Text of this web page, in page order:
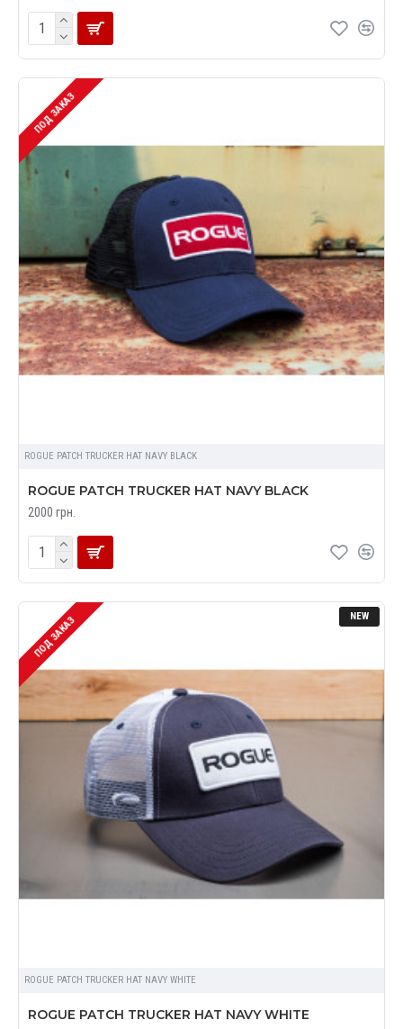
ПОД ЗАКАЗ
ROGUE PATCH TRUCKER HAT NAVY BLACK
ROGUE PATCH TRUCKER HAT NAVY BLACK
2000 грн.
NEW
ПОД ЗАКАЗ
ROGUE PATCH TRUCKER HAT NAVY WHITE
ROGUE PATCH TRUCKER HAT NAVY WHITE